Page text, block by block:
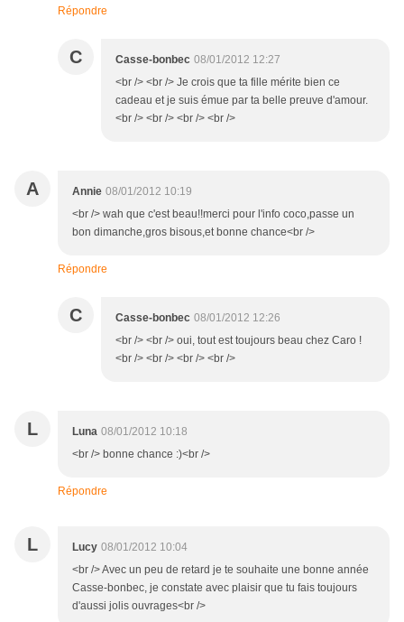
Répondre
C Casse-bonbec 08/01/2012 12:27
<br /> <br /> Je crois que ta fille mérite bien ce
cadeau et je suis émue par ta belle preuve d'amour.
<br /> <br /> <br /> <br />
A Annie 08/01/2012 10:19
<br /> wah que c'est beau!!merci pour l'info coco,passe un
bon dimanche,gros bisous,et bonne chance<br />
Répondre
C Casse-bonbec 08/01/2012 12:26
<br /> <br /> oui, tout est toujours beau chez Caro !
<br /> <br /> <br /> <br />
L Luna 08/01/2012 10:18
<br /> bonne chance :)<br />
Répondre
L Lucy 08/01/2012 10:04
<br /> Avec un peu de retard je te souhaite une bonne année
Casse-bonbec, je constate avec plaisir que tu fais toujours
d'aussi jolis ouvrages<br />